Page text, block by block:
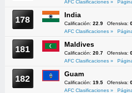
AFC Clasificaciones »
178 India
Calificación: 22.9 Ofensiva:
AFC Clasificaciones »
181 Maldives
Calificación: 20.7 Ofensiva:
AFC Clasificaciones »
182 Guam
Calificación: 19.5 Ofensiva:
AFC Clasificaciones »